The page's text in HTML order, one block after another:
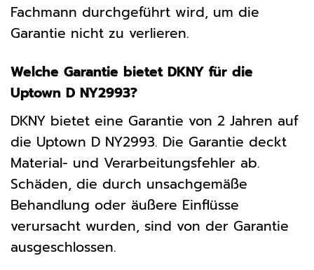
Fachmann durchgeführt wird, um die
Garantie nicht zu verlieren.
Welche Garantie bietet DKNY für die
Uptown D NY2993?
DKNY bietet eine Garantie von 2 Jahren auf
die Uptown D NY2993. Die Garantie deckt
Material- und Verarbeitungsfehler ab.
Schäden, die durch unsachgemäße
Behandlung oder äußere Einflüsse
verursacht wurden, sind von der Garantie
ausgeschlossen.